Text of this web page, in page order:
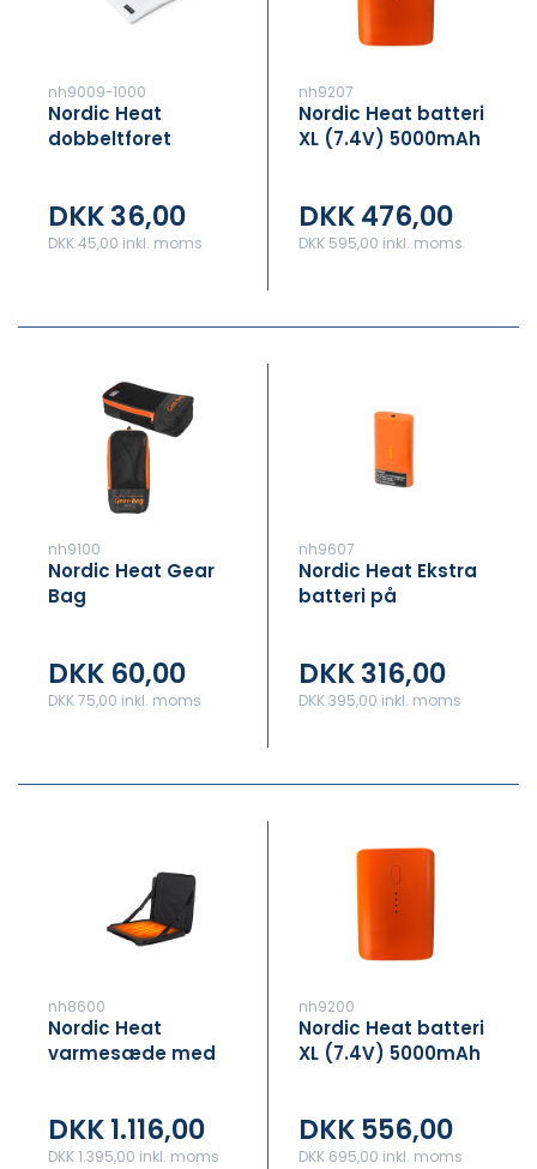
nh9009-1000
Nordic Heat
dobbeltforet
DKK 36,00
DKK 45,00 inkl. moms
nh9207
Nordic Heat batteri
XL (7.4V) 5000mAh
DKK 476,00
DKK 595,00 inkl. moms
nh9100
Nordic Heat Gear
Bag
DKK 60,00
DKK 75,00 inkl. moms
nh9607
Nordic Heat Ekstra
batteri på
DKK 316,00
DKK 395,00 inkl. moms
nh8600
Nordic Heat
varmesæde med
DKK 1.116,00
DKK 1.395,00 inkl. moms
nh9200
Nordic Heat batteri
XL (7.4V) 5000mAh
DKK 556,00
DKK 695,00 inkl. moms